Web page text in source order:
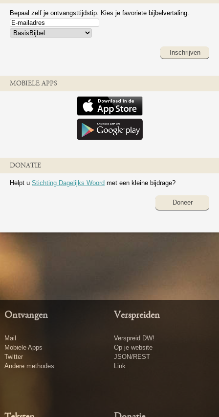
Bepaal zelf je ontvangsttijdstip. Kies je favoriete bijbelvertaling.
Inschrijven
MOBIELE APPS
DONATIE
Helpt u Stichting Dagelijks Woord met een kleine bijdrage?
Doneer
Ontvangen
Mail
Mobiele Apps
Twitter
Andere methodes
Verspreiden
Verspreid DW!
Op je website
JSON/REST
Link